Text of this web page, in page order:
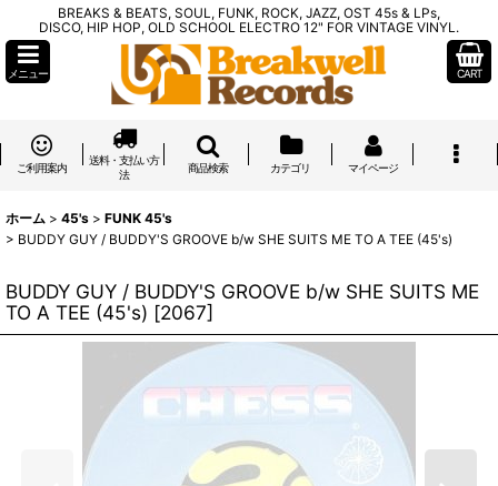
BREAKS & BEATS, SOUL, FUNK, ROCK, JAZZ, OST 45s & LPs,
DISCO, HIP HOP, OLD SCHOOL ELECTRO 12" FOR VINTAGE VINYL.
メニュー CART
ご利用案内
送料・支払い方
法
商品検索 カテゴリ マイページ
ホーム > 45's > FUNK 45's
> BUDDY GUY / BUDDY'S GROOVE b/w SHE SUITS ME TO A TEE (45's)
BUDDY GUY / BUDDY'S GROOVE b/w SHE SUITS ME
TO A TEE (45's) [2067]